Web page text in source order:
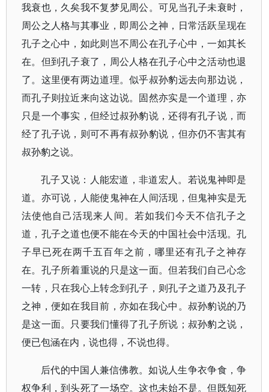
我衰也，久矣我不复梦见周公。可见当孔子未衰时，
周公之人格与其事业，即周公之神，日常活跃呈现在
孔子之心中，如此则岂不周公在孔子心中，一如其长
在。但到孔子衰了，周公人格在孔子心中之活动也退
了。这里便有两边道理。似乎叔孙豹远去向那边说，
而孔子则拉近来向这边说。固然亦实是一个道理，亦
只是一个事实，但经过叔孙豹说，还得有孔子说，而
经了孔子说，则可不再有叔孙豹说，但亦仍不害其有
叔孙豹之说。
孔子又说：人能宏道，非道宏人。若说鬼神即是
道。亦可说，人能使鬼神在人间活现，但鬼神实是无
法使他自己活现来人间。若如我们今天不信孔子之
道，孔子之道也便不能在今天的中国社会中活现。孔
子早已死在两千五百年之前，哪里还有孔子之神存
在。孔子所着重说的只是这一面。但若我们自己心念
一转，只在我心上转念到孔子，则孔子之道乃及孔子
之神，便如在我目前，亦如在我心中。叔孙豹说的乃
是这一面。只要我们懂得了孔子所说；叔孙豹之说，
便已包涵在内，说也得，不说也得。
后代的中国人兼信佛教。如说人生争衣争食，争
权争利，到头死了一场空。这也未始不是。但既知死